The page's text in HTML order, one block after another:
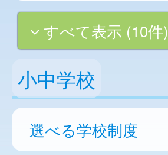
すべて表示 (10件)
小中学校
選べる学校制度